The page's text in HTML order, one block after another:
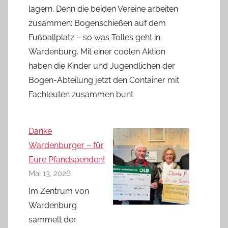
lagern. Denn die beiden Vereine arbeiten
zusammen: Bogenschießen auf dem
Fußballplatz – so was Tolles geht in
Wardenburg. Mit einer coolen Aktion
haben die Kinder und Jugendlichen der
Bogen-Abteilung jetzt den Container mit
Fachleuten zusammen bunt
Danke
Wardenburger – für
Eure Pfandspenden!
Mai 13, 2026
Im Zentrum von
Wardenburg
sammelt der